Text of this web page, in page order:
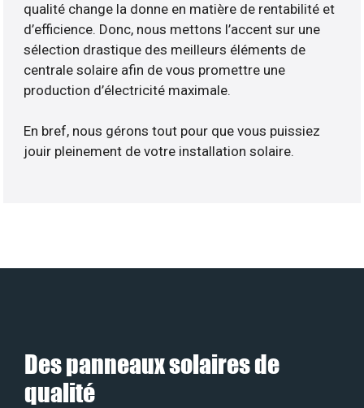
qualité change la donne en matière de rentabilité et
d’efficience. Donc, nous mettons l’accent sur une
sélection drastique des meilleurs éléments de
centrale solaire afin de vous promettre une
production d’électricité maximale.
En bref, nous gérons tout pour que vous puissiez
jouir pleinement de votre installation solaire.
Des panneaux solaires de
qualité